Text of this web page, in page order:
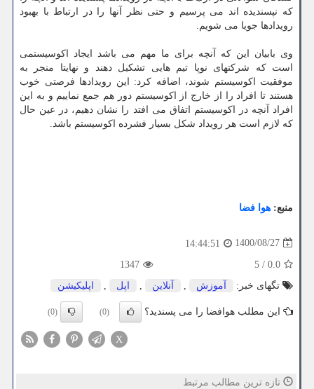
که نپسندیده اند می پرسیم و حتی نظر آنها را در ارتباط با بهبود
رویدادها جویا می شویم.
وی بابیان این که آنچه برای ما مهم می باشد ایجاد اکوسیستمی
است که شرکتهای نوپا تیم هایی تشکیل دهند و نهایتا منجر به
موفقیت اکوسیستم شوند، اضافه کرد: این رویدادها فرصتی خوب
هستند تا افراد را از خارج از اکوسیستم دور هم جمع نماییم و به این
افراد آنچه در اکوسیستم اتفاق می افتد را نشان دهیم، در عین حال
که لازم است هر رویداد شکل بسیار فشرده اکوسیستم باشد.
منبع: هوا فضا
1400/08/27
14:44:51
0.0
/
5
1347
تگهای خبر:
آموزش , آنلاین , اپل , اپلیكیشن
این مطلب هوافضا را می پسندید؟ (0)
(0)
X
تازه ترین مطالب مرتبط